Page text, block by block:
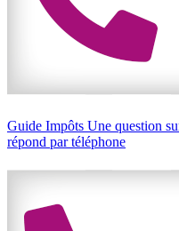
Guide Impôts Une question
répond par téléphone